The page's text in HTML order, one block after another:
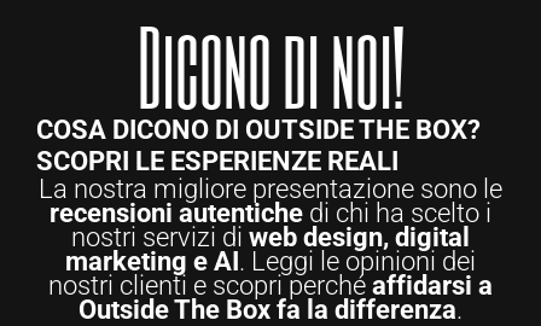
Dicono di noi!
COSA DICONO DI OUTSIDE THE BOX?
SCOPRI LE ESPERIENZE REALI
La nostra migliore presentazione sono le
recensioni autentiche di chi ha scelto i
nostri servizi di web design, digital
marketing e AI. Leggi le opinioni dei
nostri clienti e scopri perché affidarsi a
Outside The Box fa la differenza.